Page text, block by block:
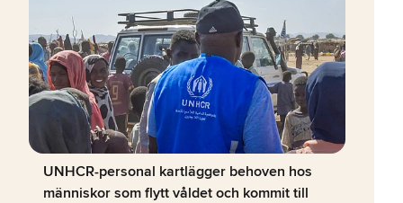
UNHCR-personal kartlägger behoven hos
människor som flytt våldet och kommit till